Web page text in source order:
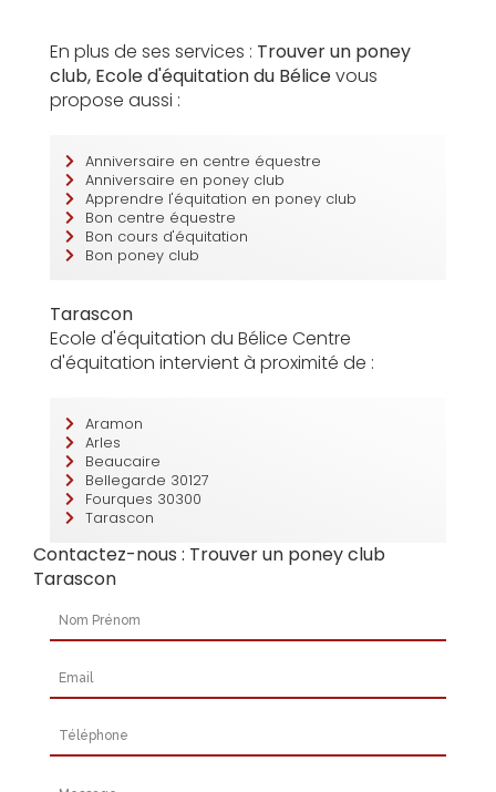
En plus de ses services : Trouver un poney
club, Ecole d'équitation du Bélicevous
propose aussi :
Anniversaire en centre équestre
Anniversaire en poney club
Apprendre l'équitation en poney club
Bon centre équestre
Bon cours d'équitation
Bon poney club
Tarascon
Ecole d'équitation du Bélice Centre
d'équitation intervient à proximité de :
Aramon
Arles
Beaucaire
Bellegarde 30127
Fourques 30300
Tarascon
Contactez-nous : Trouver un poney club
Tarascon
Nom Prénom
Email
Téléphone
Message